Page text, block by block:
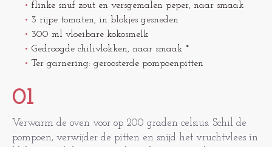
flinke snuf zout en versgemalen peper, naar smaak
3 rijpe tomaten, in blokjes gesneden
300 ml vloeibare kokosmelk
Gedroogde chilivlokken, naar smaak *
Ter garnering: geroosterde pompoenpitten
01
Verwarm de oven voor op 200 graden celsius. Schil de
pompoen, verwijder de pitten en snijd het vruchtvlees in